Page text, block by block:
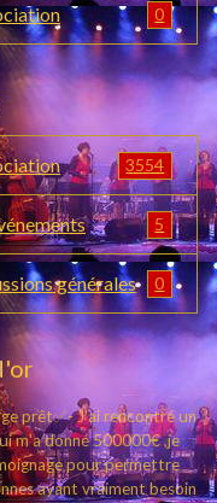
0
3554
5
générales 0
prêt✅- J'ai rencontré un
m'a donné 500000€ ,je
pour permettre
ayant vraiment besoin